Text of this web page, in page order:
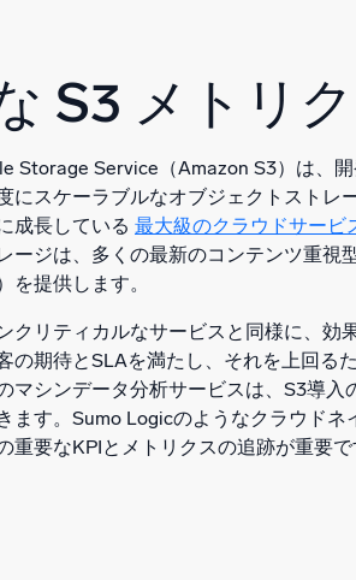
S3 メトリ
Storage Service（Amazon S3）は、
にスケーラブルなオブジェクトストレ
成長している 最大級のクラウドサービ
ージは、多くの最新のコンテンツ重視
を提供します。
クリティカルなサービスと同様に、効
の期待とSLAを満たし、それを上回る
マシンデータ分析サービスは、S3導
ます。Sumo Logicのようなクラウドネ
重要なKPIとメトリクスの追跡が重要で